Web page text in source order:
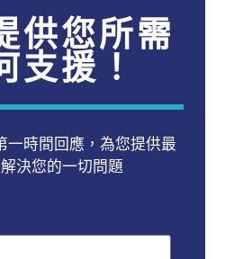
供您所需
支援！
時間回應，為您提供最
決您的一切問題